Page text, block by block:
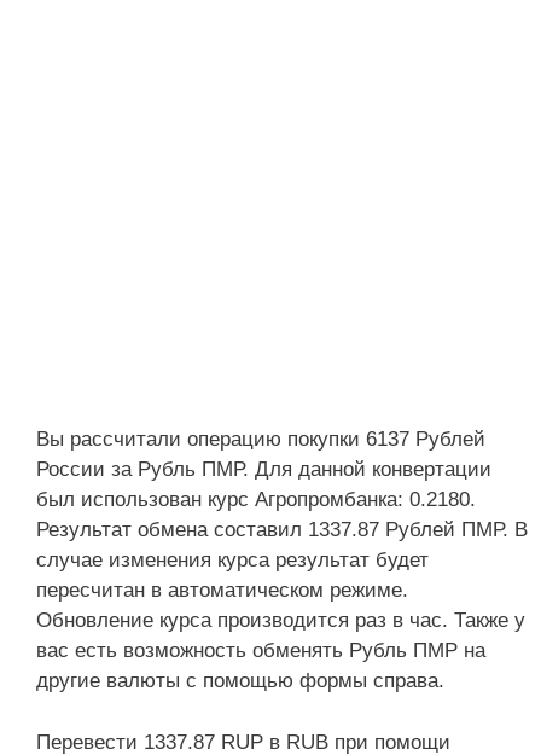
Вы рассчитали операцию покупки 6137 Рублей
России за Рубль ПМР. Для данной конвертации
был использован курс Агропромбанка: 0.2180.
Результат обмена составил 1337.87 Рублей ПМР. В
случае изменения курса результат будет
пересчитан в автоматическом режиме.
Обновление курса производится раз в час. Также у
вас есть возможность обменять Рубль ПМР на
другие валюты с помощью формы справа.
Перевести 1337.87 RUP в RUB при помощи